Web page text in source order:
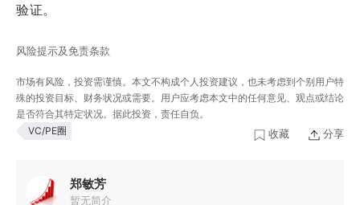
验证。
风险提示及免责条款
市场有风险，投资需谨慎。本文不构成个人投资建议，也未考虑到个别用户特
殊的投资目标、财务状况或需要。用户应考虑本文中的任何意见、观点或结论
是否符合其特定状况。据此投资，责任自负。
VC/PE圈 收藏 分享
郑敏芳
暂无简介